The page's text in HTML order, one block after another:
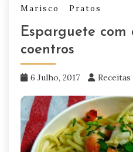
Marisco Pratos
Esparguete
coentros
6 Julho, 2017